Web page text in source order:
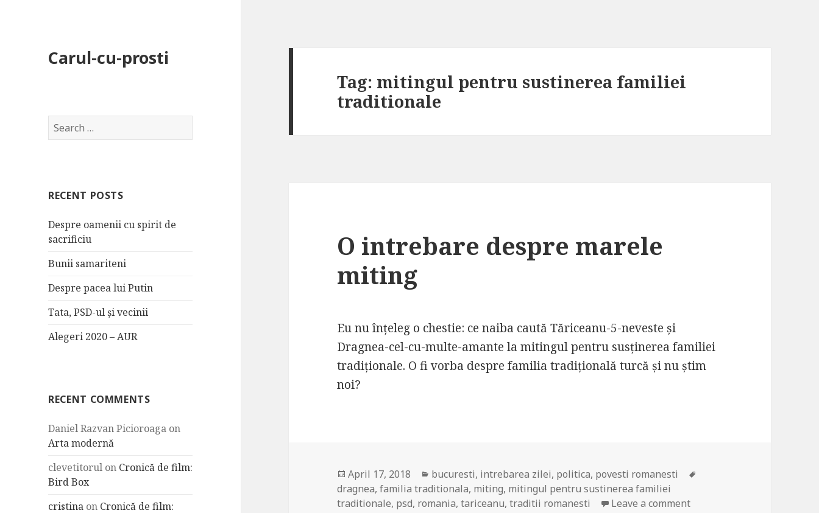
Carul-cu-prosti
S
e
h
o
r
RECENT POSTS
Despre oamenii cu spirit de
sacrificiu
Bunii samariteni
Despre pacea lui Putin
Tata, PSD-ul și vecinii
Alegeri 2020 – AUR
RECENT COMMENTS
Daniel Razvan Picioroaga on
Arta modernă
clevetitorul on Cronică de film:
Bird Box
cristina on Cronică de film:
Tag: mitingul pentru sustinerea familiei
traditionale
O intrebare despre marele
miting
Eu nu înțeleg o chestie: ce naiba caută Tăriceanu-5-neveste și
Dragnea-cel-cu-multe-amante la mitingul pentru susținerea familiei
tradiționale. O fi vorba despre familia tradițională turcă și nu știm
noi?
Posted
on
April 17, 2018 Categories
bucuresti, intrebarea zilei, politica, povesti romanesti
dragnea,familia traditionala, miting, mitingul pentru sustinerea familiei
traditionale, psd, romania,tariceanu,traditii romanesti Leave a comment